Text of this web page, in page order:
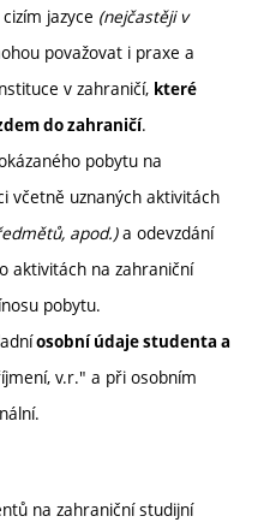
jazyce (nejčastěji v
považovat i praxe a
v zahraničí, které
do zahraničí.
pobytu na
včetně uznaných aktivitách
apod.)a odevzdání
aktivitách na zahraniční
pobytu.
osobní údaje studenta a
v.r." a při osobním
na zahraniční studijní